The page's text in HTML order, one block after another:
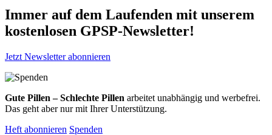
Immer auf dem Laufenden mit unserem
kostenlosen GPSP-Newsletter!
Jetzt Newsletter abonnieren
Gute Pillen – Schlechte Pillen arbeitet unabhängig und werbefrei.
Das geht aber nur mit Ihrer Unterstützung.
Heft abonnieren Spenden